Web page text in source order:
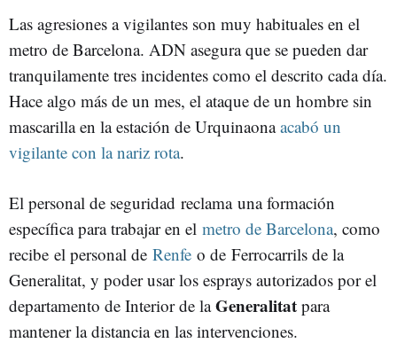
Las agresiones a vigilantes son muy habituales en el
metro de Barcelona. ADN asegura que se pueden dar
tranquilamente tres incidentes como el descrito cada día.
Hace algo más de un mes, el ataque de un hombre sin
mascarilla en la estación de Urquinaonaacabó un
vigilante con la nariz rota.
El personal de seguridad reclama una formación
específica para trabajar en el metro de Barcelona, como
recibe el personal de Renfe o de Ferrocarrils de la
Generalitat, y poder usar los esprays autorizados por el
departamento de Interior de laGeneralitat para
mantener la distancia en las intervenciones.